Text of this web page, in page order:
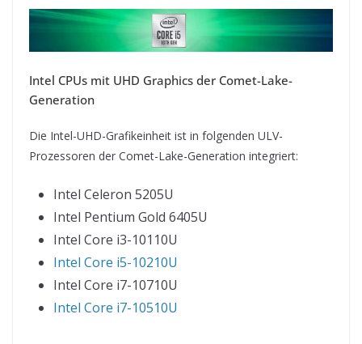
Intel CPUs mit UHD Graphics der Comet-Lake-
Generation
Die Intel-UHD-Grafikeinheit ist in folgenden ULV-
Prozessoren der Comet-Lake-Generation integriert:
Intel Celeron 5205U
Intel Pentium Gold 6405U
Intel Core i3-10110U
Intel Core i5-10210U
Intel Core i7-10710U
Intel Core i7-10510U